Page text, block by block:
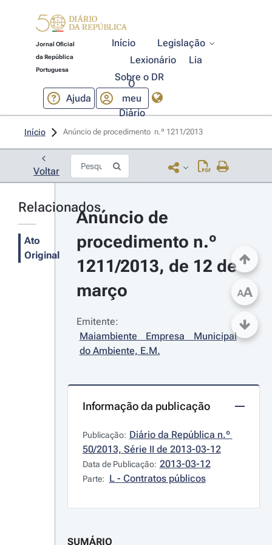
Jornal Oficial
da República
Portuguesa
Início
Legislação
Lexionário
Lia
Sobre o DR
Ajuda
O
meu
Diário
Início Anúncio de procedimento  n.º 1211/2013
Voltar
Relacionados
Ato
Original
Anúncio de
procedimento n.º
1211/2013, de 12 de
março
Emitente:
Maiambiente Empresa Municipal
do Ambiente, E.M.
Informação da publicação
Publicação: Diário da República n.º
50/2013, Série II de 2013-03-12
Data de Publicação: 2013-03-12
Parte: L - Contratos públicos
SUMÁRIO
AA